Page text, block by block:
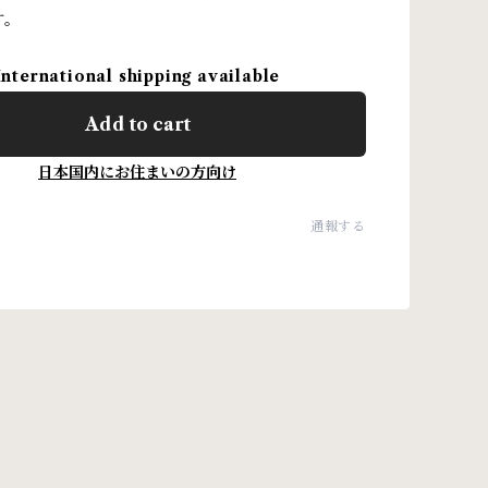
shipping available
Add to cart
日本国内にお住まいの方向け
通報する